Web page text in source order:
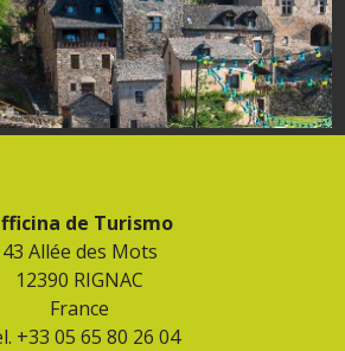
de Turismo
43 Allée des Mots
12390 RIGNAC
France
+33 05 65 80 26 04